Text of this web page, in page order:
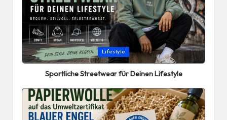
Posted
in
Lifestyle
Sportliche Streetwear für Deinen Lifestyle